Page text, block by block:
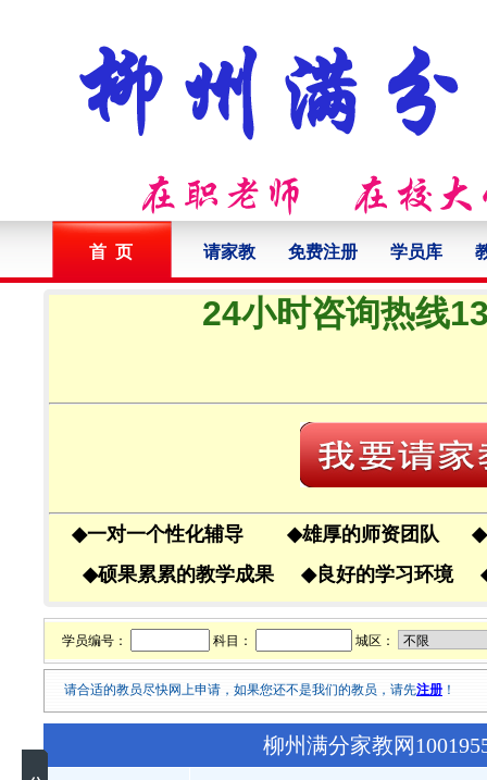
首 页 请家教 免费注册 学员库
24小时咨询热线
◆一对一个性化辅导 ◆雄厚的师资团队 ◆
◆硕果累累的教学成果 ◆良好的学习环境
学员编号： 科目： 城区：
请合适的教员尽快网上申请，如果您还不是我们的教员，请先注册 ！
柳州满分家教网